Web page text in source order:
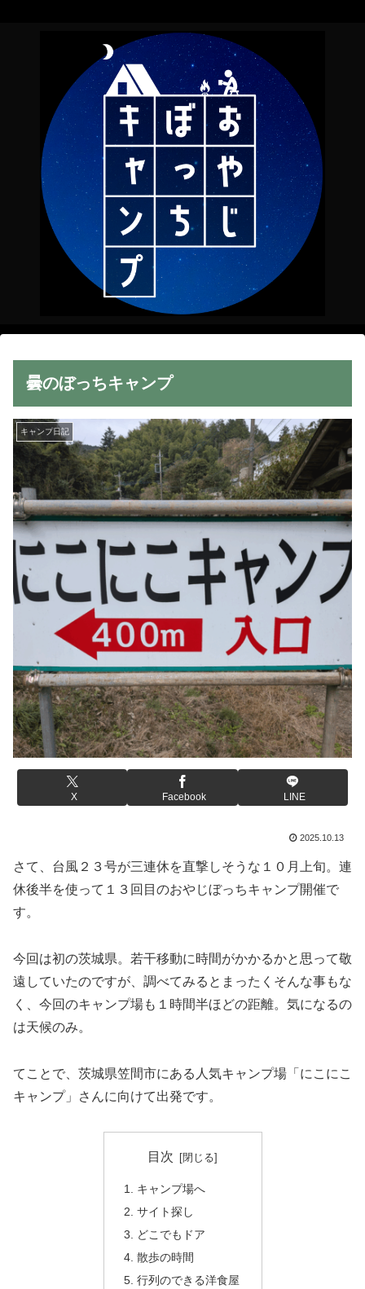
曇のぼっちキャンプ
キャンプ日記
X Facebook LINE
2025.10.13
さて、台風２３号が三連休を直撃しそうな１０月上旬。連
休後半を使って１３回目のおやじぼっちキャンプ開催で
す。
今回は初の茨城県。若干移動に時間がかかるかと思って敬
遠していたのですが、調べてみるとまったくそんな事もな
く、今回のキャンプ場も１時間半ほどの距離。気になるの
は天候のみ。
てことで、茨城県笠間市にある人気キャンプ場「にこにこ
キャンプ」さんに向けて出発です。
目次
キャンプ場へ
サイト探し
どこでもドア
散歩の時間
行列のできる洋食屋